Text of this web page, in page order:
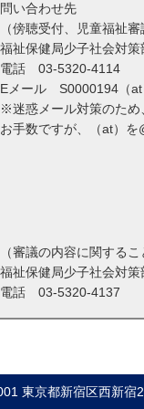
問い合わせ先
（傍聴受付、児童福祉
福祉保健局少子社会対策
電話 03-5320-4114
Eメール S0000194（
※迷惑メール対策のため
お手数ですが、（at）を
（審議の内容に関するこ
福祉保健局少子社会対策
電話 03-5320-4137
東京都新宿区西新宿